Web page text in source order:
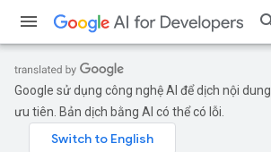
Google sử dụng công nghệ AI để dịch nội
ưu tiên. Bản dịch bằng AI có thể có lỗi.